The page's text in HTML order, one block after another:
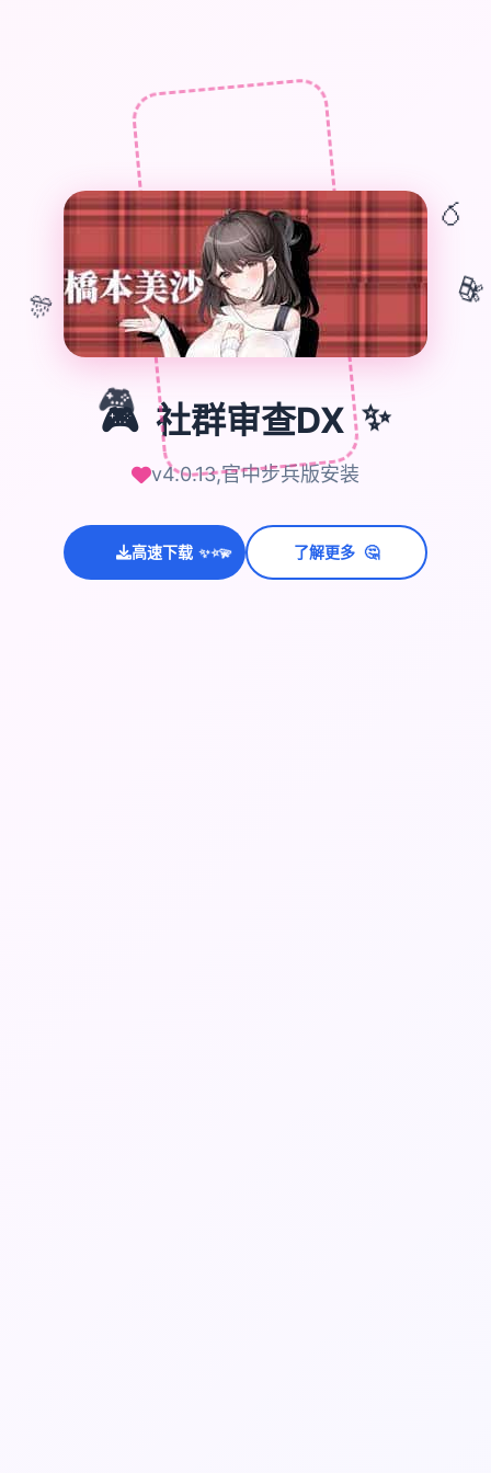
🎮
🎮 社群审查DX ✨
v4.0.13,官中步兵版安装
高速下载 ✨⭐💫 了解更多 🤔
🎈
🎊 🎁